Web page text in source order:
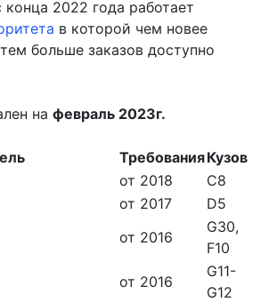
конца 2022 года работает
в которой чем новее
больше заказов доступно
на февраль 2023г.
ТребованияКузов
от 2018
C8
от 2017
D5
от 2016
G30,
F10
от 2016
G11-
G12